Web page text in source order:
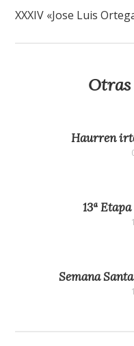
XXXIV «Jose Luis
Haurren
13ª
Semana